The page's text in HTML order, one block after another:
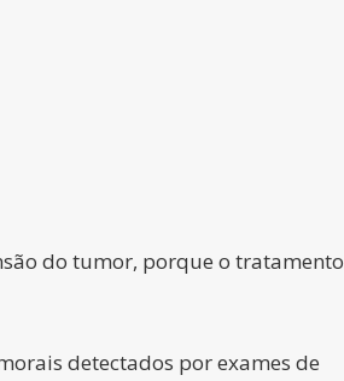
do tumor, porque o tratamento
detectados por exames de